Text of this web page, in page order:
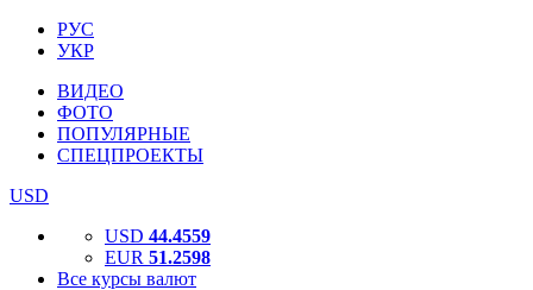
РУС
УКР
ВИДЕО
ФОТО
ПОПУЛЯРНЫЕ
СПЕЦПРОЕКТЫ
USD
USD 44.4559
EUR 51.2598
Все курсы валют